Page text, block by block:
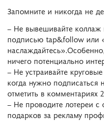
Запомните и никогда не
– Не вывешивайте коллаж
подписью tap&follow или
ничего потенциально
– Не устраивайте
когда нужно
отметить в комментариях
– Не проводите лотереи
подарков за рекламу